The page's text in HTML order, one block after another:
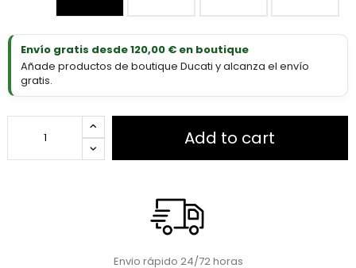
Envío gratis desde 120,00 € en boutique
Añade productos de boutique Ducati y alcanza el envío
gratis.
Add to cart
Envio rápido 24/72 horas